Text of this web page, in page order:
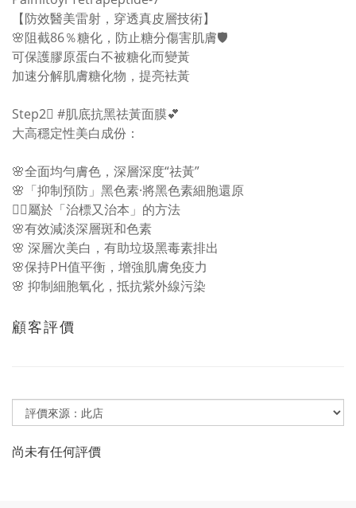
【防效醫美雷射，穿透真皮層技術】
🌸阻截86％糖化，防止糖分傷害肌膚🛡
可保護膠原蛋白不被糖化而變黃
加速分解肌膚糖化物，提亮袪黃
Step2⃣️ #肌底抗黑祛黃面膜💕
大高穩定性美白成份：
🌸全面均勻膚色，深層深度“祛黃”
🌸「抑制預防」黑色素·將黑色素細胞還原
👉🏻屬於「治標又治本」的方法
🌸有效減淡深層斑和色素
🌸 深層次美白，有助垃圾黑毒素排出
🌸保持PH值平衡，增強肌膚免疫力
🌸 抑制細胞氧化，抵抗紫外線污染
顧客評價
尚未有任何評價